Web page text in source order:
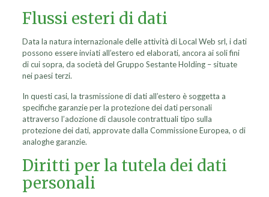
Flussi esteri di dati
Data la natura internazionale delle attività di Local Web srl, i dati
possono essere inviati all’estero ed elaborati, ancora ai soli fini
di cui sopra, da società del Gruppo Sestante Holding – situate
nei paesi terzi.
In questi casi, la trasmissione di dati all’estero è soggetta a
specifiche garanzie per la protezione dei dati personali
attraverso l’adozione di clausole contrattuali tipo sulla
protezione dei dati, approvate dalla Commissione Europea, o di
analoghe garanzie.
Diritti per la tutela dei dati
personali